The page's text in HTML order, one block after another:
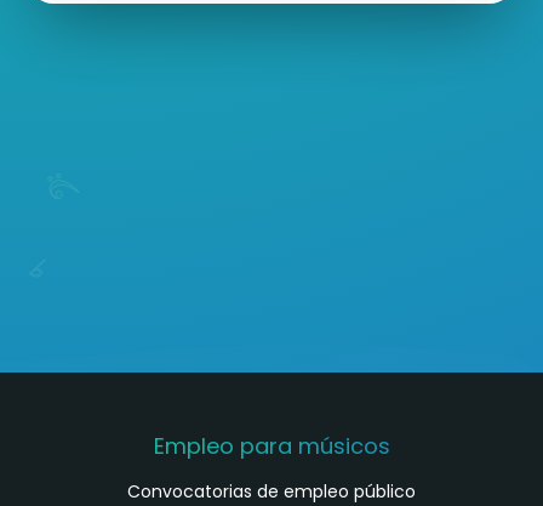
Empleo para músicos
Convocatorias de empleo público